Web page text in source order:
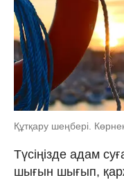
Құтқару шеңбері.
Түсіңізде адам
шығын шығып,